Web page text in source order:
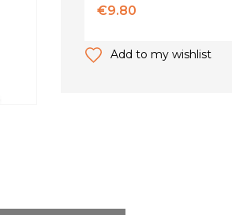
€9.80
Add to my wishlist